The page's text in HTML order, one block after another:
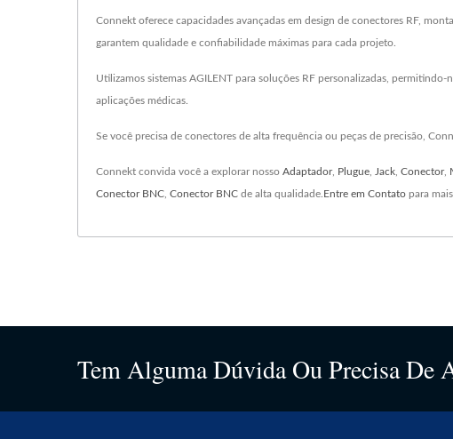
Connekt oferece capacidades avançadas em design de conectores RF,
garantem qualidade e confiabilidade máximas para cada projeto.
Utilizamos sistemas AGILENT para soluções RF personalizadas,
aplicações médicas.
Se você precisa de conectores de alta frequência ou peças de precisão,
Connekt convida você a explorar nosso Adaptador, Plugue Jack Conector,
Conector BNC Conector BNC de alta qualidade. Entre em Contato para
Tem Alguma Dúvida Ou Precisa De